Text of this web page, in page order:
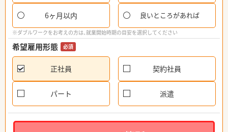
6ヶ月以内 良いところがあれば
※ダブルワークをお考えの方は、就業開始時期の目安を選択してください
希望雇用形態 必須
正社員 契約社員
パート 派遣